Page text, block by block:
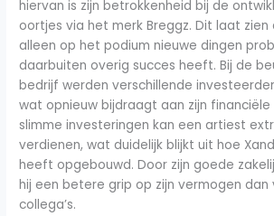
hiervan is zijn betrokkenheid bij de
oortjes via het merk Breggz. Dit laat
alleen op het podium nieuwe dingen
daarbuiten overig succes heeft. Bij de
bedrijf werden verschillende
wat opnieuw bijdraagt aan zijn
slimme investeringen kan een artiest
verdienen, wat duidelijk blijkt uit hoe
heeft opgebouwd. Door zijn goede
hij een betere grip op zijn vermogen dan
collega’s.